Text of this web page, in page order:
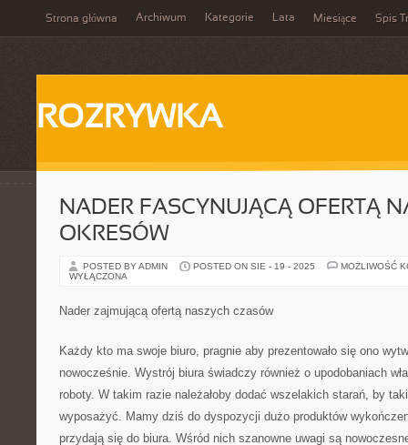
Strona główna Archiwum Kategorie Lata Miesiące Spis
ROZRYWKA
NADER FASCYNUJĄCĄ OFERTĄ
OKRESÓW
POSTED BY ADMIN POSTED ON SIE - 19 - 2025
MOŻLIWOŚĆ
WYŁĄCZONA
Nader zajmującą ofertą naszych czasów
Każdy kto ma swoje biuro, pragnie aby prezentowało się ono
nowocześnie. Wystrój biura świadczy również o upodobaniach
roboty. W takim razie należałoby dodać wszelakich starań, by
wyposażyć. Mamy dziś do dyspozycji dużo produktów
przydają się do biura. Wśród nich szanowne uwagi są